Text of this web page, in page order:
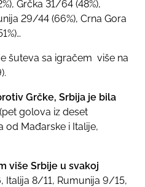
Grčka 31/64 (48%),
29/44 (66%), Crna Gora
šuteva sa igračem više na
Grčke, Srbija je bila
(pet golova iz deset
od Mađarske i Italije,
više Srbije u svakoj
Italija 8/11, Rumunija 9/15,